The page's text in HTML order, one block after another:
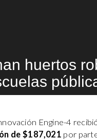
huertos
Engine-4
de $187,021 por